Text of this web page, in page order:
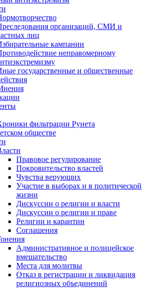
организаций, СМИ и
лиц
кампании
неправомерному
государственные и общественные
фильтрации Рунета
обществе
Правовое регулирование
Покровительство властей
Чувства верующих
Участие в выборах и в политической
жизни
Дискуссии о религии и власти
Дискуссии о религии и праве
Религии и карантин
Соглашения
Административное и полицейское
вмешательство
Места для молитвы
Отказ в регистрации и ликвидация
религиозных объединений